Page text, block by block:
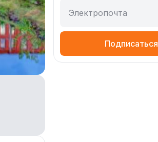
Электропочта
Подписаться